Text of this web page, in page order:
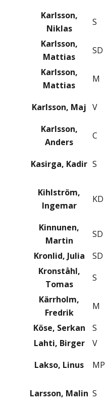
Karlsson,
Niklas
S
Karlsson,
Mattias
SD
Karlsson,
Mattias
M
Karlsson, Maj V
Karlsson,
Anders
C
Kasirga, Kadir S
Kihlström,
Ingemar
KD
Kinnunen,
Martin
SD
Kronlid, Julia
SD
Kronståhl,
Tomas
S
Kärrholm,
Fredrik
M
Köse, Serkan
S
Lahti, Birger
V
Lakso, Linus
MP
Larsson, Malin S